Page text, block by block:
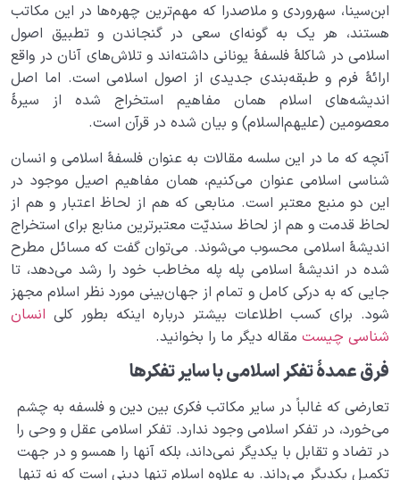
ابن‌سینا، سهروردی و ملاصدرا که مهم‌ترین چهره‌ها در این مکاتب
هستند، هر یک به گونه‌ای سعی در گنجاندن و تطبیق اصول
اسلامی در شاکلۀ فلسفۀ یونانی داشته‌اند و تلاش‌های آنان در واقع
ارائۀ فرم و طبقه‌بندی جدیدی از اصول اسلامی است. اما اصل
اندیشه‌های اسلام همان مفاهیم استخراج شده از سیرۀ
معصومین (علیهم‌السلام) و بیان شده در قرآن است.
آنچه که ما در این سلسه مقالات به عنوان فلسفۀ اسلامی و انسان
شناسی اسلامی عنوان می‌کنیم، همان مفاهیم اصیل موجود در
این دو منبع معتبر است. منابعی که هم از لحاظ اعتبار و هم از
لحاظ قدمت و هم از لحاظ سندیّت معتبرترین منابع برای استخراج
اندیشۀ اسلامی محسوب می‌شوند. می‌توان گفت که مسائل مطرح
شده در اندیشۀ اسلامی پله پله مخاطب خود را رشد می‌دهد، تا
جایی که به درکی کامل و تمام از جهان‌بینی مورد نظر اسلام مجهز
شود. برای کسب اطلاعات بیشتر درباره اینکه بطور کلی انسان
شناسی چیست مقاله دیگر ما را بخوانید.
فرق عمدۀ تفکر اسلامی با سایر تفکرها
تعارضی که غالباً در سایر مکاتب فکری بین دین و فلسفه به چشم
می‌خورد، در تفکر اسلامی وجود ندارد. تفکر اسلامی عقل و وحی را
در تضاد و تقابل با یکدیگر نمی‌داند، بلکه آنها را همسو و در جهت
تکمیل یکدیگر می‌داند. به علاوه اسلام تنها دینی است که نه تنها